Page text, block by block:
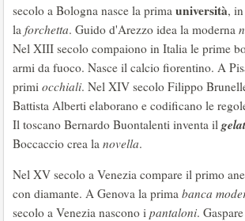
secolo a Bologna nasce la prima università,
la forchetta. Guido d'Arezzo idea la moderna
Nel XIII secolo compaiono in Italia le prime
armi da fuoco. Nasce il calcio fiorentino. A
primi occhiali. Nel XIV secolo Filippo
Battista Alberti elaborano e codificano le
Il toscano Bernardo Buontalenti inventa il
Boccaccio crea la novella.
Nel XV secolo a Venezia compare il primo
con diamante. A Genova la prima banca
secolo a Venezia nascono i pantaloni.